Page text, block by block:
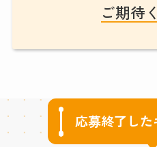
ご期待
応募終了し